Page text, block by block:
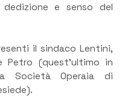
e senso del
il sindaco Lentini,
Petro (quest’ultimo in
Società Operaia di